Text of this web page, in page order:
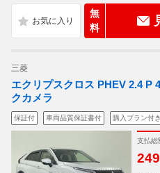
無
料
三菱
エクリプスクロス PHEV 2.4
クカメラ
保証付 車両品質保証書付 購入プラン付き
支払総
249